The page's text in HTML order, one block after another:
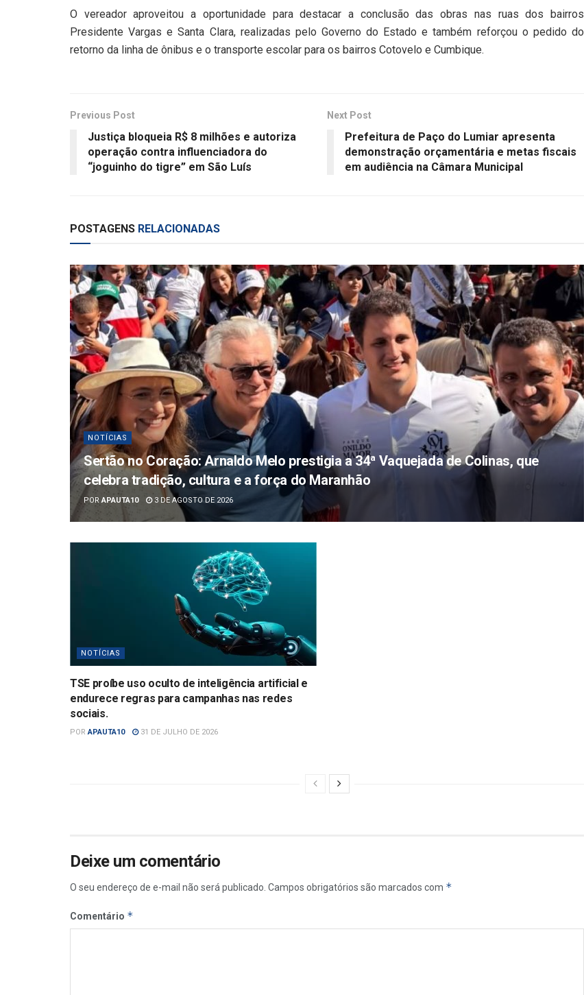
O vereador aproveitou a oportunidade para destacar a conclusão das obras nas ruas dos bairros
Presidente Vargas e Santa Clara, realizadas pelo Governo do Estado e também reforçou o pedido do
retorno da linha de ônibus e o transporte escolar para os bairros Cotovelo e Cumbique.
Previous Post
Justiça bloqueia R$ 8 milhões e autoriza
operação contra influenciadora do
“joguinho do tigre” em São Luís
Next Post
Prefeitura de Paço do Lumiar apresenta
demonstração orçamentária e metas fiscais
em audiência na Câmara Municipal
POSTAGENS RELACIONADAS
NOTÍCIAS
Sertão no Coração: Arnaldo Melo prestigia a 34ª Vaquejada de Colinas, que
celebra tradição, cultura e a força do Maranhão
POR APAUTA10 3 DE AGOSTO DE 2026
NOTÍCIAS
TSE proíbe uso oculto de inteligência artificial e
endurece regras para campanhas nas redes
sociais.
POR APAUTA10 31 DE JULHO DE 2026
Deixe um comentário
O seu endereço de e-mail não será publicado. Campos obrigatórios são marcados com *
Comentário *